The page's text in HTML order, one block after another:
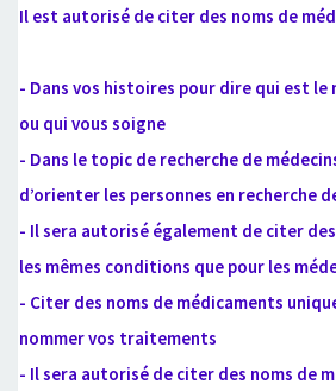
Il est autorisé de citer des noms de
- Dans vos histoires pour dire qui est le
ou qui vous soigne
- Dans le topic de recherche de
d’orienter les personnes en recherche
- Il sera autorisé également de citer
les mêmes conditions que pour les
- Citer des noms de médicaments
nommer vos traitements
- Il sera autorisé de citer des noms de